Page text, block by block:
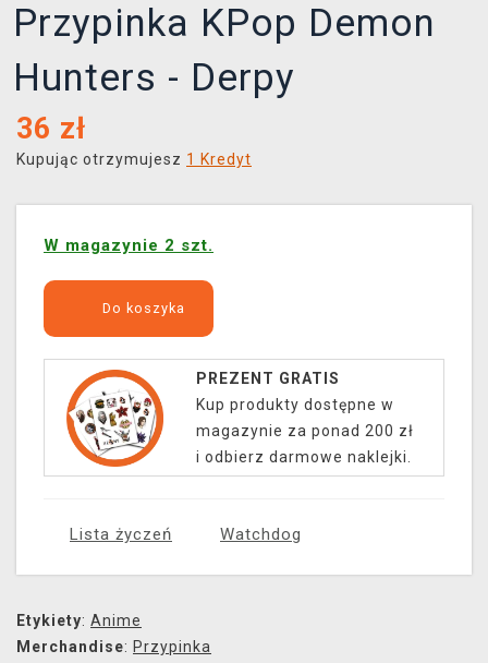
Przypinka KPop Demon
Hunters - Derpy
36 zł
Kupując otrzymujesz 1 Kredyt
W magazynie 2 szt.
Do koszyka
PREZENT GRATIS
Kup produkty dostępne w
magazynie za ponad 200 zł
i odbierz darmowe naklejki.
Lista życzeń Watchdog
Etykiety: Anime
Merchandise: Przypinka